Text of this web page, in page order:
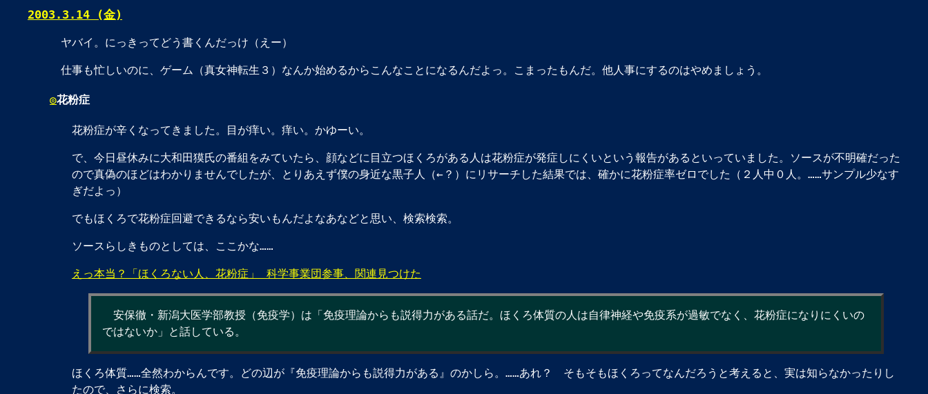
2003.3.14 (金)
ヤバイ。にっきってどう書くんだっけ（えー）
仕事も忙しいのに、ゲーム（真女神転生３）なんか始めるからこんなことになるんだよっ。こまったもんだ。他人事にするのはやめましょう。
◎花粉症
花粉症が辛くなってきました。目が痒い。痒い。かゆーい。
で、今日昼休みに大和田獏氏の番組をみていたら、顔などに目立つほくろがある人は花粉症が発症しにくいという報告があるといっていました。ソースが不明確だった
ので真偽のほどはわかりませんでしたが、とりあえず僕の身近な黒子人（←？）にリサーチした結果では、確かに花粉症率ゼロでした（２人中０人。……サンプル少なす
ぎだよっ）
でもほくろで花粉症回避できるなら安いもんだよなあなどと思い、検索検索。
ソースらしきものとしては、ここかな……
えっ本当？「ほくろない人、花粉症」 科学事業団参事、関連見つけた
安保徹・新潟大医学部教授（免疫学）は「免疫理論からも説得力がある話だ。ほくろ体質の人は自律神経や免疫系が過敏でなく、花粉症になりにくいの
ではないか」と話している。
ほくろ体質……全然わからんです。どの辺が『免疫理論からも説得力がある』のかしら。……あれ？ そもそもほくろってなんだろうと考えると、実は知らなかったりし
たので、さらに検索。